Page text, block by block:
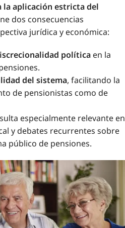
la aplicación estricta del
dos consecuencias
jurídica y económica:
política en la
del sistema, facilitando la
de pensionistas como de
especialmente relevante en
y debates recurrentes sobre
público de pensiones.